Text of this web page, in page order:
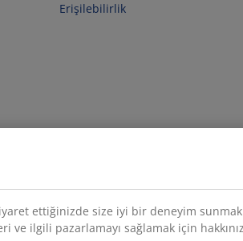
Erişilebilirlik
ettiğinizde size iyi bir deneyim
ve ilgili pazarlamayı sağlamak için